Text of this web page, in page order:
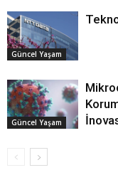
Güncel Yaşam
Güncel Yaşam